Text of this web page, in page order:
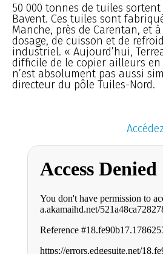
50 000 tonnes de tuiles
Bavent. Ces tuiles sont
Manche, près de Carentan, et
dosage, de cuisson et de
industriel. « Aujourd’hui,
difficile de le copier ailleurs en
n’est absolument pas aussi
directeur du pôle Tuiles-Nord.